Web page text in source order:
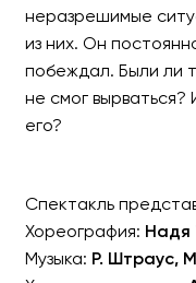
неразрешимые
из них. Он
побеждал. Были ли
не смог вырваться?
его?
Спектакль
Хореография: Надя
Музыка: Р. Штраус,